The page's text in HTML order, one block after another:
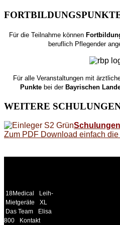
Für die Teilnahme können
beruflich Pflegender
Für alle Veranstaltungen mit
Punkte bei derBayrischen
WEITERE
Zum PDF Download einfach
18Medical
Leih-
Mietgeräte
XL
Das Team
Elisa
800
Kontakt